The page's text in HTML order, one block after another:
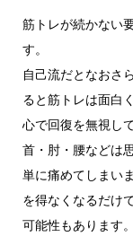
筋トレが続かない
す。
自己流だとなおさ
ると筋トレは面白
心で回復を無視し
首・肘・腰などは
単に痛めてしまい
を得なくなるだけ
可能性もあります。